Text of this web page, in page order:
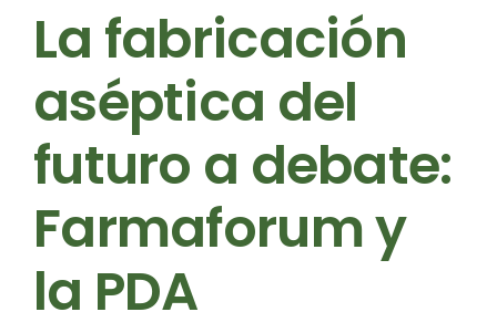
La fabricación
aséptica del
futuro a debate:
Farmaforum y
la PDA